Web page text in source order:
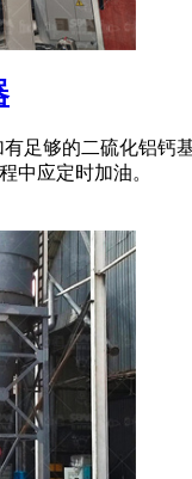
足够的二硫化铝
中应定时加油。